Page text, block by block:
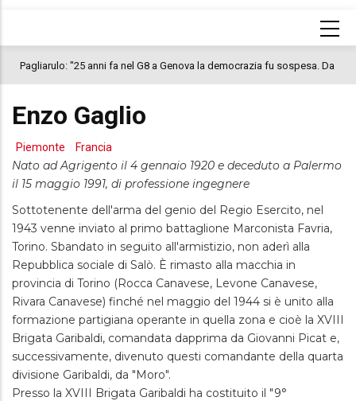
Pagliarulo: "25 anni fa nel G8 a Genova la democrazia fu sospesa. Da
colloca la morte di Abderrahim Fakir"
Enzo Gaglio
Piemonte Francia
Nato ad Agrigento il 4 gennaio 1920 e deceduto a Palermo
il 15 maggio 1991, di professione ingegnere
Sottotenente dell'arma del genio del Regio Esercito, nel
1943 venne inviato al primo battaglione Marconista Favria,
Torino. Sbandato in seguito all'armistizio, non aderì alla
Repubblica sociale di Salò. È rimasto alla macchia in
provincia di Torino (Rocca Canavese, Levone Canavese,
Rivara Canavese) finché nel maggio del 1944 si è unito alla
formazione partigiana operante in quella zona e cioè la XVIII
Brigata Garibaldi, comandata dapprima da Giovanni Picat e,
successivamente, divenuto questi comandante della quarta
divisione Garibaldi, da "Moro".
Presso la XVIII Brigata Garibaldi ha costituito il "9°